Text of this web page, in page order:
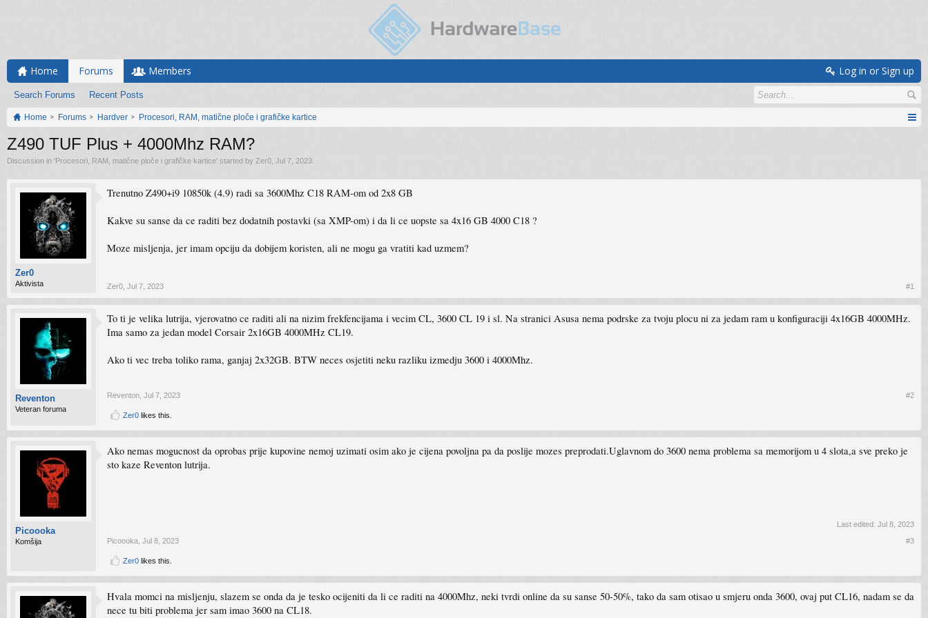
Home Forums
Search Forums Recent Posts
Members Log in or Sign up
Home Forums Hardver Procesori, RAM, matične ploče i grafičke kartice
Z490 TUF Plus + 4000Mhz RAM?
Discussion in 'Procesori, RAM, matične ploče i grafičke kartice' started by Zer0 Jul 7, 2023
Zer0
Aktivista
Trenutno Z490+i9 10850k (4.9) radi sa 3600Mhz C18 RAM-om od 2x8 GB
Kakve su sanse da ce raditi bez dodatnih postavki (sa XMP-om) i da li ce uopste sa 4x16 GB 4000 C18 ?
Moze misljenja, jer imam opciju da dobijem koristen, ali ne mogu ga vratiti kad uzmem?
Zer0 Jul 7, 2023 #1
Reventon
Veteran foruma
To ti je velika lutrija, vjerovatno ce raditi ali na nizim frekfencijama i vecim CL, 3600 CL 19 i sl. Na stranici Asusa nema podrske za tvoju plocu ni za jedam ram u konfiguraciji 4x16GB 4000MHz.
Ima samo za jedan model Corsair 2x16GB 4000MHz CL19.
Ako ti vec treba toliko rama, ganjaj 2x32GB. BTW neces osjetiti neku razliku izmedju 3600 i 4000Mhz.
Reventon Jul 7, 2023 #2
Zer0 likes this.
Picoooka
Komšija
Ako nemas mogucnost da oprobas prije kupovine nemoj uzimati osim ako je cijena povoljna pa da poslije mozes preprodati.Uglavnom do 3600 nema problema sa memorijom u 4 slota,a sve preko je
sto kaze Reventon lutrija.
Last edited: Jul 8, 2023
Picoooka Jul 8, 2023 #3
Zer0 likes this.
Hvala momci na misljenju, slazem se onda da je tesko ocijeniti da li ce raditi na 4000Mhz, neki tvrdi online da su sanse 50-50%, tako da sam otisao u smjeru onda 3600, ovaj put CL16, nadam se da
nece tu biti problema jer sam imao 3600 na CL18.